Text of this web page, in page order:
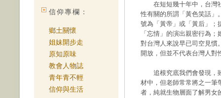
信仰專欄：
鄉土關懷
姐妹開步走
原知原味
教會人物誌
青年青不輕
信仰與生活
在短短幾十年中，台灣社
性有關的所謂「黃色笑話」
號為「黃帝」或「黃后」；
「忘情」的演出親密行為
對台灣人來說早已司空見慣
開放，但並不代表台灣人對
追根究底我們會發現，雖
材中，但老師常常將之一筆
者，純就生物層面了解男女